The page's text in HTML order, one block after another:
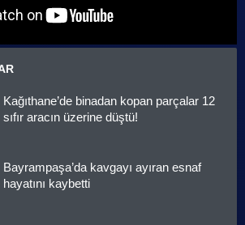
Kağıthane’de binadan kopan parçalar 12
sıfır aracın üzerine düştü!
Bayrampaşa’da kavgayı ayıran esnaf
hayatını kaybetti